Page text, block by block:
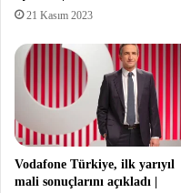
21 Kasım 2023
Vodafone Türkiye, ilk yarıyıl
mali sonuçlarını açıkladı |